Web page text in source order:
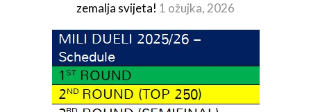
zemalja svijeta! 1 ožujka, 2026